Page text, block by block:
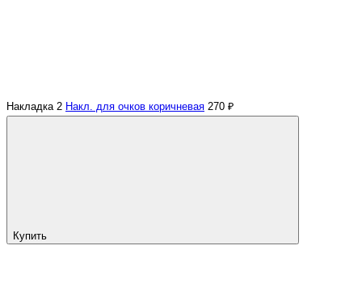
Накладка 2 Накл. для очков коричневая 270 ₽
Купить